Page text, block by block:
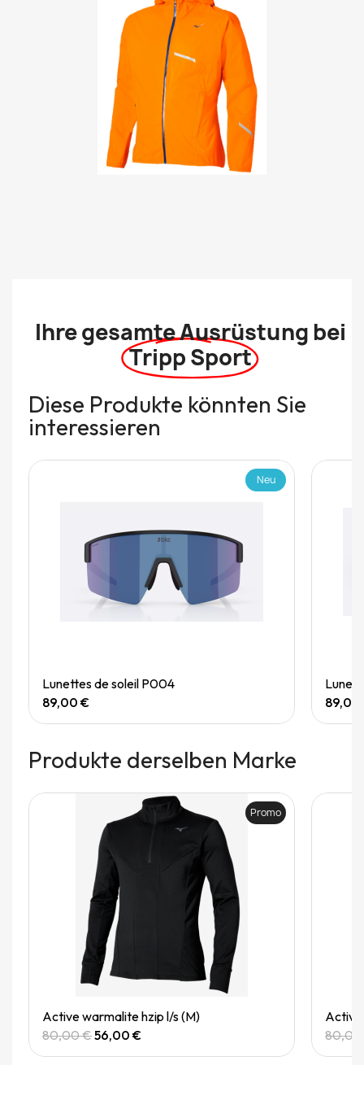
Ihre gesamte Ausrüstung bei
Tripp Sport
Diese Produkte könnten Sie
interessieren
Quick View
Neu
Lunettes de soleil P004
89,00 €
89,00
Produkte derselben Marke
Quick View
Promo
Active warmalite hzip l/s (M)
80,00 €56,00 €
Active